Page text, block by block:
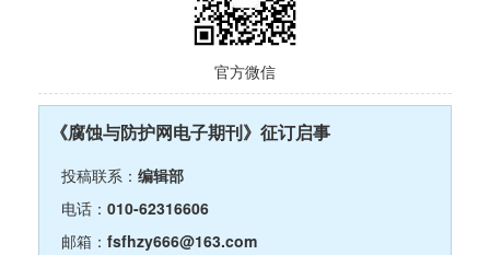
官方微信
《腐蚀与防护网电子期刊》征订启事
投稿联系： 编辑部
电话： 010-62316606
邮箱： fsfhzy666@163.com